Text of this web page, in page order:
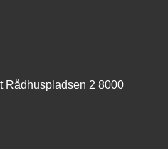
Rådhuspladsen 2 8000